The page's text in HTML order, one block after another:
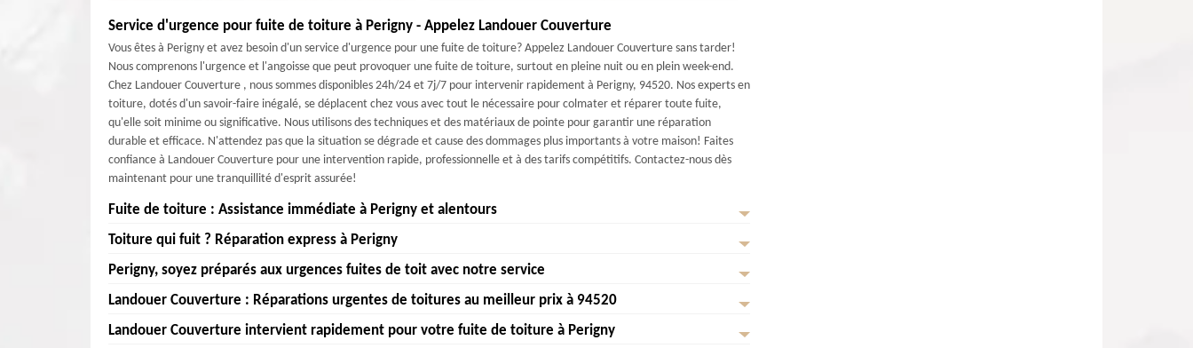
Service d'urgence pour fuite de toiture à Perigny - Appelez Landouer Couverture
Vous êtes à Perigny et avez besoin d'un service d'urgence pour une fuite de toiture? Appelez Landouer Couverture sans tarder!
Nous comprenons l'urgence et l'angoisse que peut provoquer une fuite de toiture, surtout en pleine nuit ou en plein week-end.
Chez Landouer Couverture , nous sommes disponibles 24h/24 et 7j/7 pour intervenir rapidement à Perigny, 94520. Nos experts en
toiture, dotés d'un savoir-faire inégalé, se déplacent chez vous avec tout le nécessaire pour colmater et réparer toute fuite,
qu'elle soit minime ou significative. Nous utilisons des techniques et des matériaux de pointe pour garantir une réparation
durable et efficace. N'attendez pas que la situation se dégrade et cause des dommages plus importants à votre maison! Faites
confiance à Landouer Couverture pour une intervention rapide, professionnelle et à des tarifs compétitifs. Contactez-nous dès
maintenant pour une tranquillité d'esprit assurée!
Fuite de toiture : Assistance immédiate à Perigny et alentours
Chez Landouer Couverture , nous comprenons que les fuites de toiture peuvent causer de sérieux désagréments et des dégâts
importants à votre domicile ou à votre entreprise. C'est pourquoi nous offrons une assistance immédiate à Perigny et ses
colmater les fuites et protéger votre bien. Nous utilisons des matériaux de haute qualité et des techniques éprouvées pour
garantir une réparation durable. Avec Landouer Couverture , vous bénéficiez d'un service personnalisé et d'un suivi attentif de
votre situation. Ne laissez pas une fuite de toiture compromettre votre confort et votre sécurité. Contactez-nous dès maintenant
Toiture qui fuit ? Réparation express à Perigny
Votre toiture à Perigny présente des fuites ? Pas de panique, Landouer Couverture est là pour vous offrir une réparation express !
Avec une expertise inégalée et une réactivité à toute épreuve, notre équipe de professionnels intervient rapidement pour
nous nous déplaçons dans les plus brefs délais. Nous utilisons des techniques de pointe pour détecter les infiltrations et les réparer
Perigny, soyez préparés aux urgences fuites de toit avec notre service
À Perigny, les imprévus peuvent survenir à tout moment, et les fuites de toit en font souvent partie. Chez Landouer Couverture ,
nous comprenons combien il est crucial de réagir rapidement pour protéger votre maison et vos biens. Notre équipe de
Landouer Couverture : Réparations urgentes de toitures au meilleur prix à 94520
Landouer Couverture est votre partenaire de confiance pour toutes vos réparations urgentes de toitures à 94520. Située au cœur
Landouer Couverture intervient rapidement pour votre fuite de toiture à Perigny